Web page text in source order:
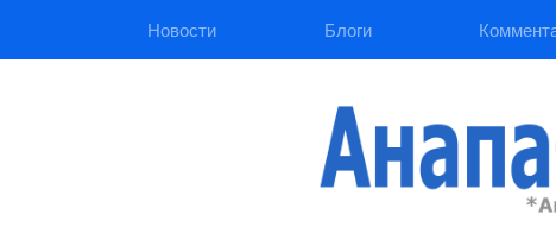
Новости Блоги